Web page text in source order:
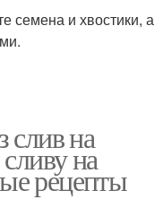
семена и хвостики, а
слив на
на
рецепты